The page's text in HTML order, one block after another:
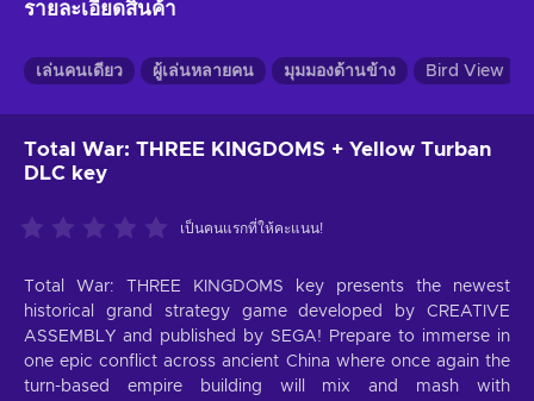
รายละเอียดสินค้า
เล่นคนเดียว ผู้เล่นหลายคน มุมมองด้านข้าง Bird View
Total War: THREE KINGDOMS + Yellow Turban
DLC key
เป็นคนแรกที่ให้คะแนน!
Total War: THREE KINGDOMS key presents the newest
historical grand strategy game developed by CREATIVE
ASSEMBLY and published by SEGA! Prepare to immerse in
one epic conflict across ancient China where once again the
turn-based empire building will mix and mash with